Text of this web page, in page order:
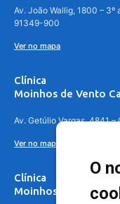
O
Av. João Wallig, 1800 – 3º
91349-900
Ver no mapa
Clínica
Moinhos de Vento
Av. Getúlio Vargas, 4841
Ver no mapa
Clínica
Moinhos de Vento -